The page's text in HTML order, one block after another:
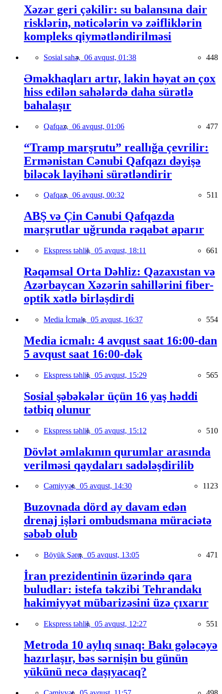
Xəzər geri çəkilir: su balansına dair
risklərin, nəticələrin və zəifliklərin
kompleks qiymətləndirilməsi
Sosial sahə, 06 avqust, 01:38 448
Əməkhaqları artır, lakin həyat ən çox
hiss edilən sahələrdə daha sürətlə
bahalaşır
Qafqaz, 06 avqust, 01:06 477
“Tramp marşrutu” reallığa çevrilir:
Ermənistan Cənubi Qafqazı dəyişə
biləcək layihəni sürətləndirir
Qafqaz, 06 avqust, 00:32 511
ABŞ və Çin Cənubi Qafqazda
marşrutlar uğrunda rəqabət aparır
Ekspress təhlil, 05 avqust, 18:11 661
Rəqəmsal Orta Dəhliz: Qazaxıstan və
Azərbaycan Xəzərin sahillərini fiber-
optik xətlə birləşdirdi
Media İcmalı, 05 avqust, 16:37 554
Media icmalı: 4 avqust saat 16:00-dan
5 avqust saat 16:00-dək
Ekspress təhlil, 05 avqust, 15:29 565
Sosial şəbəkələr üçün 16 yaş həddi
tətbiq olunur
Ekspress təhlil, 05 avqust, 15:12 510
Dövlət əmlakının qurumlar arasında
verilməsi qaydaları sadələşdirilib
Cəmiyyət, 05 avqust, 14:30 1123
Buzovnada dörd ay davam edən
drenaj işləri ombudsmana müraciətə
səbəb olub
Böyük Şərq, 05 avqust, 13:05 471
İran prezidentinin üzərində qara
buludlar: istefa təkzibi Tehrandakı
hakimiyyət mübarizəsini üzə çıxarır
Ekspress təhlil, 05 avqust, 12:27 551
Metroda 10 aylıq sınaq: Bakı gələcəyə
hazırlaşır, bəs sərnişin bu günün
yükünü necə daşıyacaq?